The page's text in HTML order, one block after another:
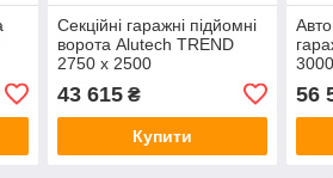
Секційні гаражні підйомні
ворота Alutech TREND
2750 х 2500
43 615₴
Купити
56